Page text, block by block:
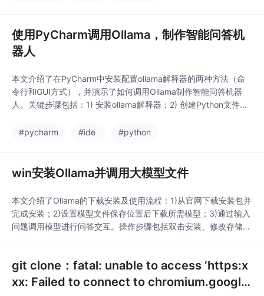
使用PyCharm调用Ollama，制作智能问答机
器人
本文介绍了在PyCharm中安装配置ollama解释器的两种方法（命
令行和GUI方式），并演示了如何调用Ollama制作智能问答机器
人。关键步骤包括：1) 安装ollama解释器；2) 创建Python文件并
互。注意事项包括确保Ollama服务运行、正确配置默认地址和端
#pycharm #ide #python
win安装Ollama并调用大模型文件
本文介绍了Ollama的下载安装及使用流程：1)从官网下载安装包并
完成安装；2)设置模型文件保存位置后下载所需模型；3)通过输入
问题调用模型进行问答交互。操作步骤包括双击安装、修改存储路
引。
git clone：fatal: unable to access ‘https:x
xx: Failed to connect to chromium.google